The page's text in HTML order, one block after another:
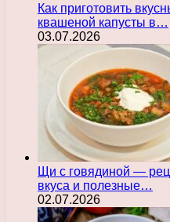
Как приготовить
квашеной капусты в…
03.07.2026
Щи с говядиной —
вкуса и полезные…
02.07.2026